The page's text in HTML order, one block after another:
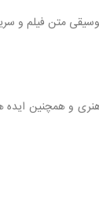
متن فیلم و
و همچنین